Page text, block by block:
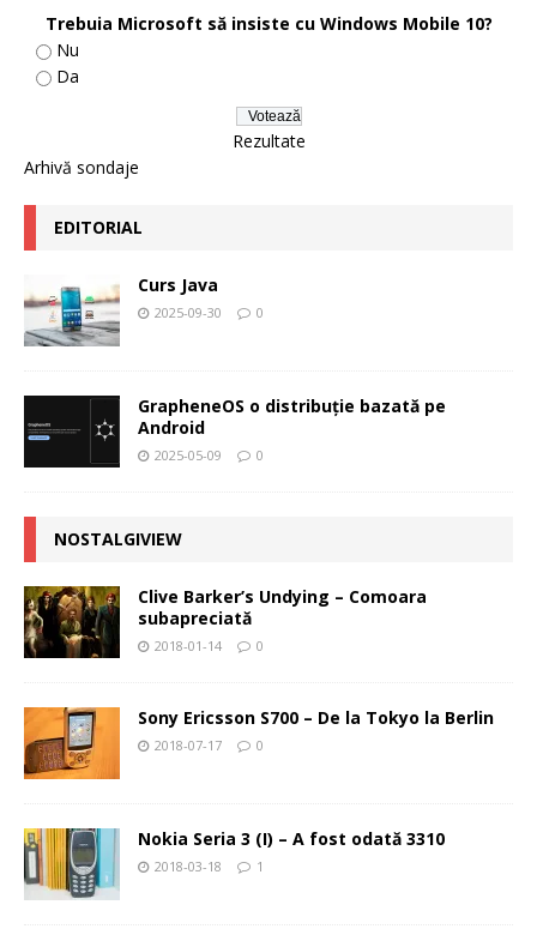
Trebuia Microsoft să insiste cu Windows Mobile 10?
Nu
Da
Rezultate
Arhivă sondaje
EDITORIAL
Curs Java
2025-09-30 0
GrapheneOS o distribuție bazată pe
Android
2025-05-09 0
NOSTALGIVIEW
Clive Barker’s Undying – Comoara
subapreciată
2018-01-14 0
Sony Ericsson S700 – De la Tokyo la Berlin
2018-07-17 0
Nokia Seria 3 (I) – A fost odată 3310
2018-03-18 1